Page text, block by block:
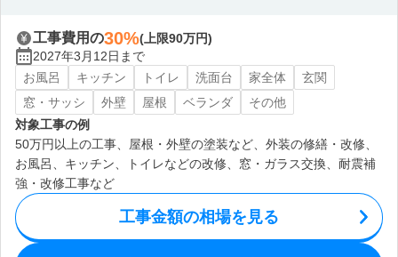
工事費用の30%(上限90万円)
2027年3月12日まで
お風呂
キッチン トイレ 洗面台 家全体
玄関
窓・サッシ
外壁 屋根 ベランダ
その他
対象工事の例
50万円以上の工事、屋根・外壁の塗装など、外装の修繕・改修、
お風呂、キッチン、トイレなどの改修、窓・ガラス交換、耐震補
強・改修工事など
工事金額の相場を見る